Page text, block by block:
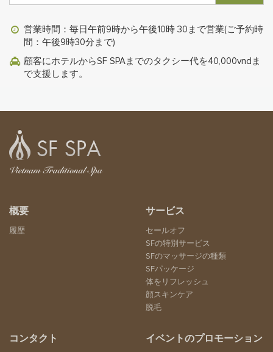
営業時間：毎日午前9時から午後10時 30まで営業(ご予約時
間：午後9時30分まで)
顧客にホテルからSF SPAまでのタクシー代を40,000vndま
で支援します。
概要
履歴
サービス
セールオフ
SFの特別サービス
SFのマッサージの種類
SFパッケージ
体をリフレッシュ
顔スキンケア
脱毛
コンタクト イベントのプロモーション